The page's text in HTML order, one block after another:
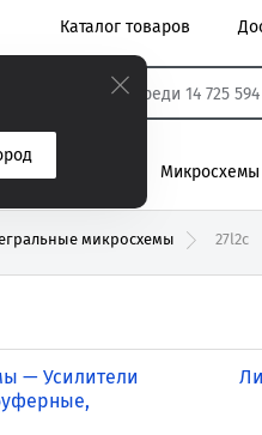
Каталог товаров
Реле электромагнитные
Вентиляторы Микросхемы
микросхемы 27l2c
— Усилители